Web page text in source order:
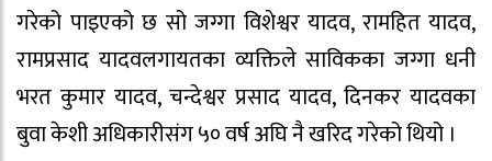
गरेको पाइएको छ सो जग्गा विशेश्वर यादव, रामहित यादव,
रामप्रसाद यादवलगायतका व्यक्तिले साविकका जग्गा धनी
भरत कुमार यादव, चन्देश्वर प्रसाद यादव, दिनकर यादवका
बुवा केशी अधिकारीसंग ५० वर्ष अघि नै खरिद गरेको थियो ।